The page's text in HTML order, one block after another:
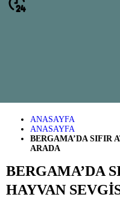
ANASAYFA
ANASAYFA
BERGAMA’DA SIFIR
ARADA
BERGAMA’DA
HAYVAN